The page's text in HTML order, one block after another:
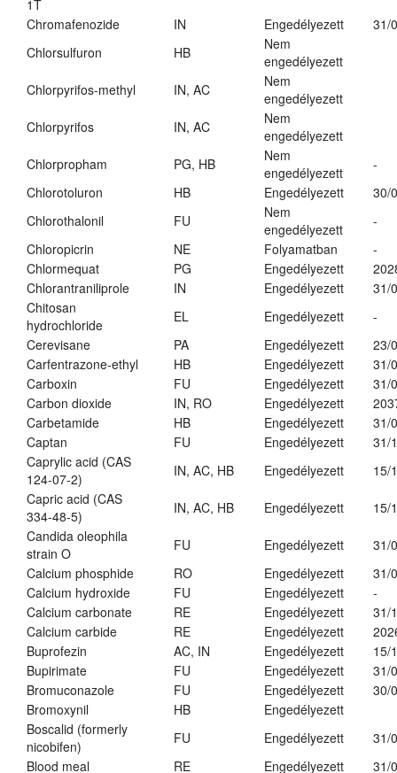
1T
Chromafenozide IN Engedélyezett
31/
Chlorsulfuron
HB
Nem
engedélyezett
Chlorpyrifos-methyl
IN, AC
Nem
engedélyezett
Chlorpyrifos
IN, AC
Nem
engedélyezett
Chlorpropham
PG, HB
Nem
engedélyezett
-
Chlorotoluron
HB Engedélyezett
30/
Chlorothalonil
FU
Nem
engedélyezett
-
Chloropicrin
NE Folyamatban
-
Chlormequat
PG Engedélyezett
Chlorantraniliprole
IN Engedélyezett
31/
Chitosan
hydrochloride
EL Engedélyezett
-
Cerevisane
PA Engedélyezett
23/
Carfentrazone-ethyl
HB Engedélyezett
31/
Carboxin
FU Engedélyezett
31/
Carbon dioxide
IN, RO Engedélyezett
Carbetamide
HB Engedélyezett
31/
Captan
FU Engedélyezett
31/
Caprylic acid (CAS
124-07-2)
IN, AC, HB Engedélyezett
15/
Capric acid (CAS
334-48-5)
IN, AC, HB Engedélyezett
15/
Candida oleophila
strain O
FU Engedélyezett
31/
Calcium phosphide
RO Engedélyezett
31/
Calcium hydroxide
FU Engedélyezett
-
Calcium carbonate
RE Engedélyezett
31/
Calcium carbide
RE Engedélyezett
Buprofezin
AC, IN Engedélyezett
15/
Bupirimate
FU Engedélyezett
31/
Bromuconazole
FU Engedélyezett
30/
Bromoxynil
HB
Engedélyezett
Boscalid (formerly
nicobifen)
FU Engedélyezett
31/
Blood meal
RE Engedélyezett 31/